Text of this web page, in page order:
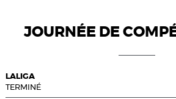
JOURNÉE DE
LALIGA
TERMINÉ